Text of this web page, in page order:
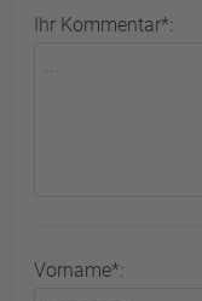
Ihr Kommentar*:
Vorname*: